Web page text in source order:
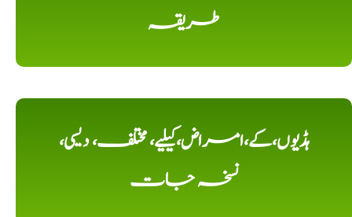
طریقہ
ہڈیوں،کے،امراض،کیلیے، مختلف، دیسی،
نسخہ جات